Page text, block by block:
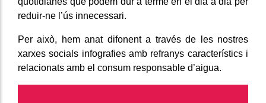
reduir-ne l’ús innecessari.
Per això, hem anat difonent a través de les nostres
xarxes socials infografies amb refranys característics i
relacionats amb el consum responsable d’aigua.